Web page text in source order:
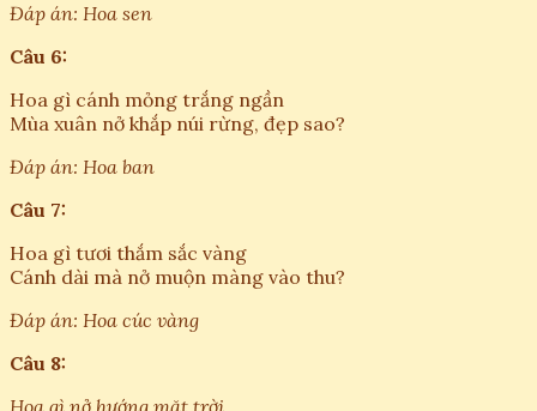
Đáp án: Hoa sen
Câu 6:
Hoa gì cánh mỏng trắng ngần
Mùa xuân nở khắp núi rừng, đẹp sao?
Đáp án: Hoa ban
Câu 7:
Hoa gì tươi thắm sắc vàng
Cánh dài mà nở muộn màng vào thu?
Đáp án: Hoa cúc vàng
Câu 8: